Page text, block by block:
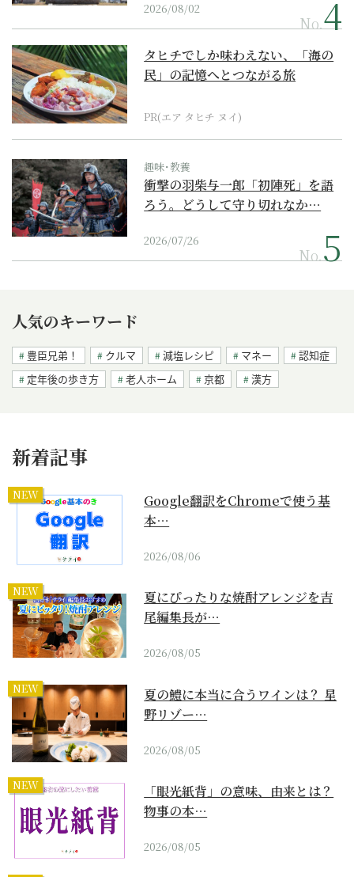
2026/08/02
No.
タヒチでしか味わえない、「海の
民」の記憶へとつながる旅
PR(エア タヒチ ヌイ)
趣味･教養
衝撃の羽柴与一郎「初陣死」を語
ろう。どうして守り切れなか…
2026/07/26
No.
人気のキーワード
豊臣兄弟！ クルマ 減塩レシピ マネー
認知症
定年後の歩き方
老人ホーム 京都 漢方
新着記事
NEW
Google翻訳をChromeで使う基
本…
2026/08/06
NEW
夏にぴったりな焼酎アレンジを吉
尾編集長が…
2026/08/05
NEW
夏の鱧に本当に合うワインは？ 星
野リゾー…
2026/08/05
NEW
「眼光紙背」の意味、由来とは？
物事の本…
2026/08/05